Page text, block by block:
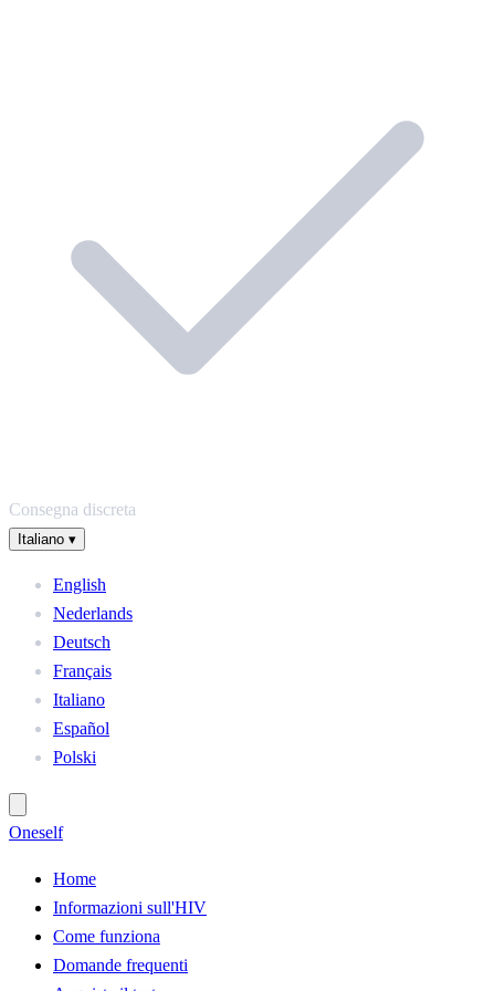
Consegna discreta
Italiano ▾
English
Nederlands
Deutsch
Français
Italiano
Español
Polski
Oneself
Home
Informazioni sull'HIV
Come funziona
Domande frequenti